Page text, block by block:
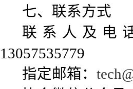
七、联系方式
联系人及电
13057535779
指定邮箱：